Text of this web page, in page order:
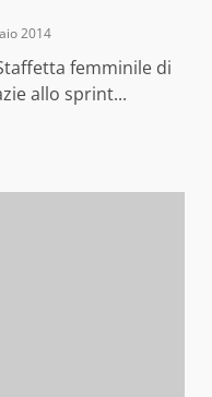
2014
femminile di
allo sprint...